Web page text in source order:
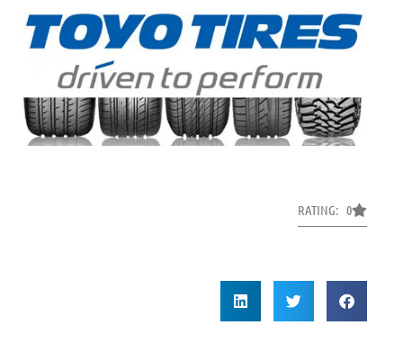
RATING: 0